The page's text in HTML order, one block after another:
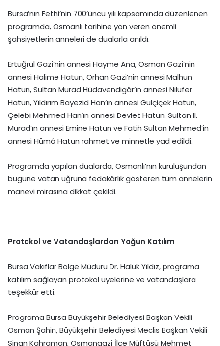
Bursa’nın Fethi’nin 700’üncü yılı kapsamında düzenlenen
programda, Osmanlı tarihine yön veren önemli
şahsiyetlerin anneleri de dualarla anıldı.
Ertuğrul Gazi’nin annesi Hayme Ana, Osman Gazi’nin
annesi Halime Hatun, Orhan Gazi’nin annesi Malhun
Hatun, Sultan Murad Hüdavendigâr’ın annesi Nilüfer
Hatun, Yıldırım Bayezid Han’ın annesi Gülçiçek Hatun,
Çelebi Mehmed Han’ın annesi Devlet Hatun, Sultan II.
Murad’ın annesi Emine Hatun ve Fatih Sultan Mehmed’in
annesi Hümâ Hatun rahmet ve minnetle yad edildi.
Programda yapılan dualarda, Osmanlı’nın kuruluşundan
bugüne vatan uğruna fedakârlık gösteren tüm annelerin
manevi mirasına dikkat çekildi.
Protokol ve Vatandaşlardan Yoğun Katılım
Bursa Vakıflar Bölge Müdürü Dr. Haluk Yıldız, programa
katılım sağlayan protokol üyelerine ve vatandaşlara
teşekkür etti.
Programa Bursa Büyükşehir Belediyesi Başkan Vekili
Osman Şahin, Büyükşehir Belediyesi Meclis Başkan Vekili
Sinan Kahraman, Osmangazi İlçe Müftüsü Mehmet